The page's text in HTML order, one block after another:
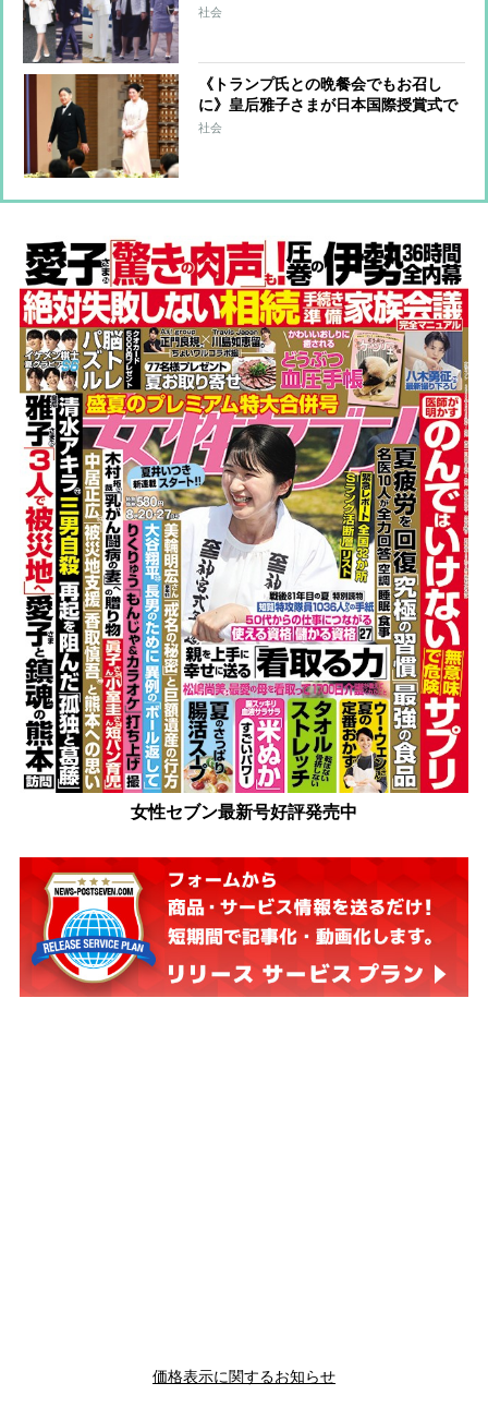
アクセサリーや小物でツヤ感をプラス
社会
《トランプ氏との晩餐会でもお召し
に》皇后雅子さまが日本国際授賞式で
見せられた、エレガントなレースジャ
社会
女性セブン最新号好評発売中
価格表示に関するお知らせ